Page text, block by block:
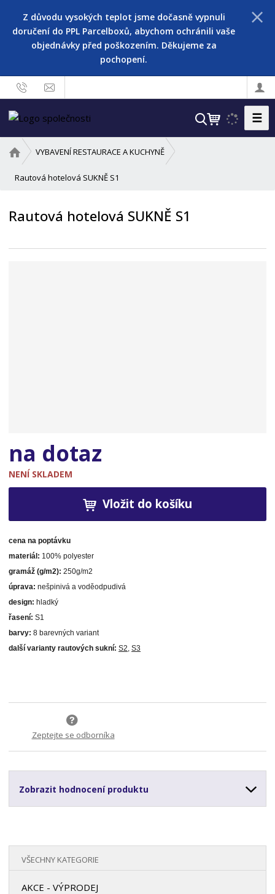
Z důvodu vysokých teplot jsme dočasně vypnuli
doručení do PPL Parcelboxů, abychom ochránili vaše
objednávky před poškozením. Děkujeme za
pochopení.
V
☰
v
o
í
VYBAVENÍ RESTAURACE A KUCHYNĚ
Rautová hotelová SUKNĚ S1
Rautová hotelová SUKNĚ S1
na dotaz
NENÍ SKLADEM
Vložit do košíku
cena na poptávku
materiál: 100% polyester
gramáž (g/m2): 250g/m2
úprava: nešpinivá a voděodpudivá
design: hladký
řasení: S1
barvy: 8 barevných variant
další varianty rautových sukní: S2,S3
Zeptejte se odborníka
Zobrazit hodnocení produktu
VŠECHNY KATEGORIE
AKCE - VÝPRODEJ